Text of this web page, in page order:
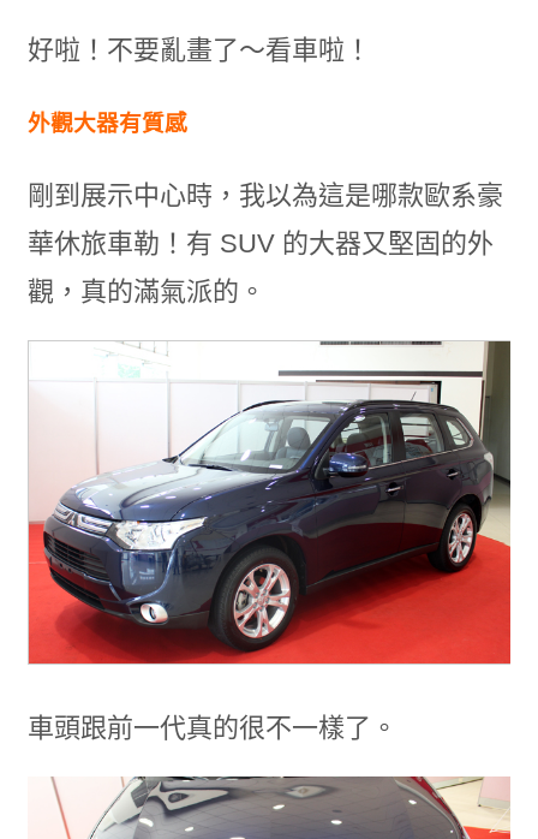
好啦！不要亂畫了～看車啦！
外觀大器有質感
剛到展示中心時，我以為這是哪款歐系豪
華休旅車勒！有 SUV 的大器又堅固的外
觀，真的滿氣派的。
車頭跟前一代真的很不一樣了。